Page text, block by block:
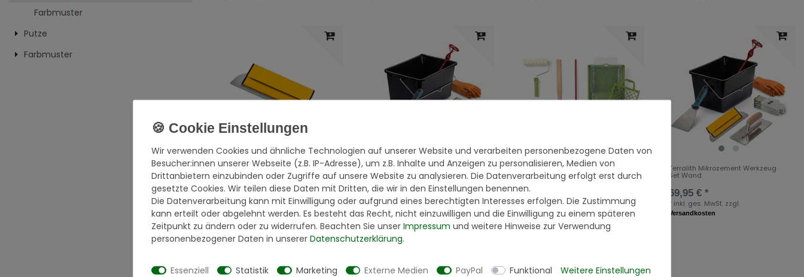
Farbmuster
Putze
Farbmuster
Flächenspachtel 25 cm
29,95 € *
*inkl. ges. MwSt. zzgl.
Versandkosten
Terralith Mikrozement Werkzeug
Set Boden
79,95 € *
*inkl. ges. MwSt. zzgl.
Versandkosten
Terralith Mikrozement Werkzeug
Set Grundierung
24,95 € *
*inkl. ges. MwSt.zzgl.
Versandkosten
Terralith Mikrozement Werkzeug
Set Wand
69,95 € *
* inkl. ges. MwSt. zzgl.
Versandkosten
Wir verwenden Cookies und ähnliche Technologien auf unserer Website und verarbeiten personenbezogene Daten von
Besucher:innen unserer Webseite (z.B. IP-Adresse), um z.B. Inhalte und Anzeigen zu personalisieren, Medien von
Drittanbietern einzubinden oder Zugriffe auf unsere Website zu analysieren. Die Datenverarbeitung erfolgt erst durch
gesetzte Cookies. Wir teilen diese Daten mit Dritten, die wir in den Einstellungen benennen.
Die Datenverarbeitung kann mit Einwilligung oder aufgrund eines berechtigten Interesses erfolgen. Die Zustimmung
kann erteilt oder abgelehnt werden. Es besteht das Recht, nicht einzuwilligen und die Einwilligung zu einem späteren
Zeitpunkt zu ändern oder zu widerrufen. Beachten Sie unser Impressum und weitere Hinweise zur Verwendung
personenbezogener Daten in unserer Daten­schutz­erklärung.
Essenziell Statistik Marketing Externe Medien PayPal Funktional Weitere Einstellungen